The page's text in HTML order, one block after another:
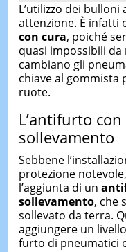
L’utilizzo dei
attenzione. È infatti
con cura, poiché
quasi impossibili
cambiano gli
chiave al gommista
ruote.
L’antifurto
sollevamento
Sebbene
protezione
l’aggiunta di un
sollevamento, che
sollevato da terra.
aggiungere un
furto di pneumatici